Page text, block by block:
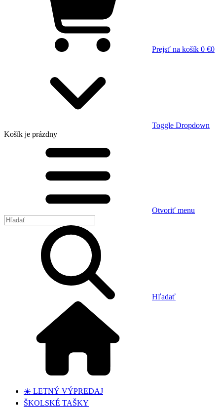
Prejsť na košík 0 €0
Toggle Dropdown
Košík je prázdny
Otvoriť menu
Hľadať
☀️ LETNÝ VÝPREDAJ
ŠKOLSKÉ TAŠKY